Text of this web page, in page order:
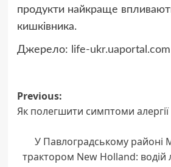
продукти найкраще
кишківника.
Джерело: life-ukr.uaportal.com
Post
navigation
Previous:
Як полегшити симптоми алергії
У Павлоградському районі
трактором New Holland: водій